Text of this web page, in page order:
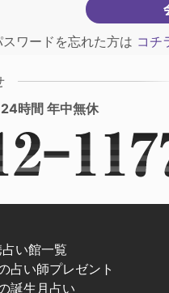
スワードを忘れた方は コチ
24時間 年中無休
い館一覧
占い師プレゼント
誕生月占い